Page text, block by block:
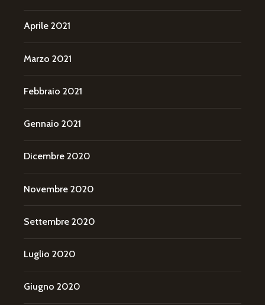
Aprile 2021
Marzo 2021
Febbraio 2021
Gennaio 2021
Dicembre 2020
Novembre 2020
Settembre 2020
Luglio 2020
Giugno 2020